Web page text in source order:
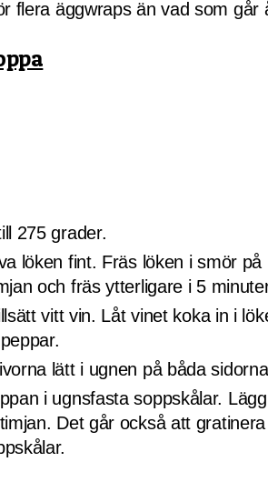
flera äggwraps än vad som
275 grader.
löken fint. Fräs löken i smör
och fräs ytterligare i 5
vitt vin. Låt vinet koka in i
lätt i ugnen på båda
i ugnsfasta soppskålar.
Det går också att